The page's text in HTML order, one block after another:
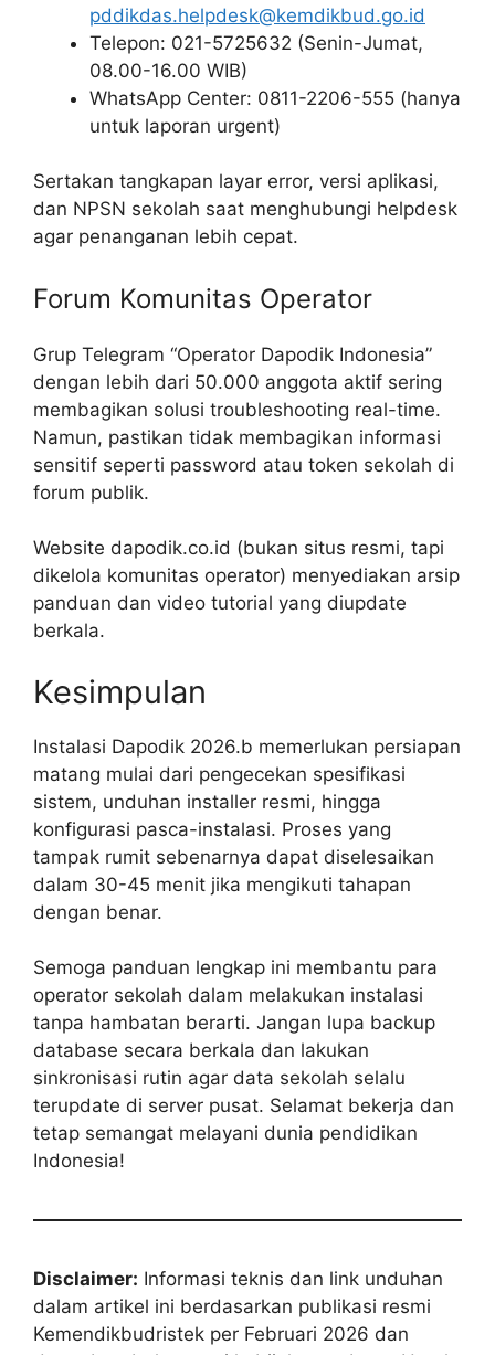
pddikdas.helpdesk@kemdikbud.go.id
Telepon: 021-5725632 (Senin-Jumat,
08.00-16.00 WIB)
WhatsApp Center: 0811-2206-555 (hanya
untuk laporan urgent)
Sertakan tangkapan layar error, versi aplikasi,
dan NPSN sekolah saat menghubungi helpdesk
agar penanganan lebih cepat.
Forum Komunitas Operator
Grup Telegram “Operator Dapodik Indonesia”
dengan lebih dari 50.000 anggota aktif sering
membagikan solusi troubleshooting real-time.
Namun, pastikan tidak membagikan informasi
sensitif seperti password atau token sekolah di
forum publik.
Website dapodik.co.id (bukan situs resmi, tapi
dikelola komunitas operator) menyediakan arsip
panduan dan video tutorial yang diupdate
berkala.
Kesimpulan
Instalasi Dapodik 2026.b memerlukan persiapan
matang mulai dari pengecekan spesifikasi
sistem, unduhan installer resmi, hingga
konfigurasi pasca-instalasi. Proses yang
tampak rumit sebenarnya dapat diselesaikan
dalam 30-45 menit jika mengikuti tahapan
dengan benar.
Semoga panduan lengkap ini membantu para
operator sekolah dalam melakukan instalasi
tanpa hambatan berarti. Jangan lupa backup
database secara berkala dan lakukan
sinkronisasi rutin agar data sekolah selalu
terupdate di server pusat. Selamat bekerja dan
tetap semangat melayani dunia pendidikan
Indonesia!
Disclaimer: Informasi teknis dan link unduhan
dalam artikel ini berdasarkan publikasi resmi
Kemendikbudristek per Februari 2026 dan